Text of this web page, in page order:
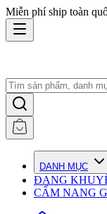
Miễn phí ship toàn
DANH MỤC
ĐANG
CẨM NANG